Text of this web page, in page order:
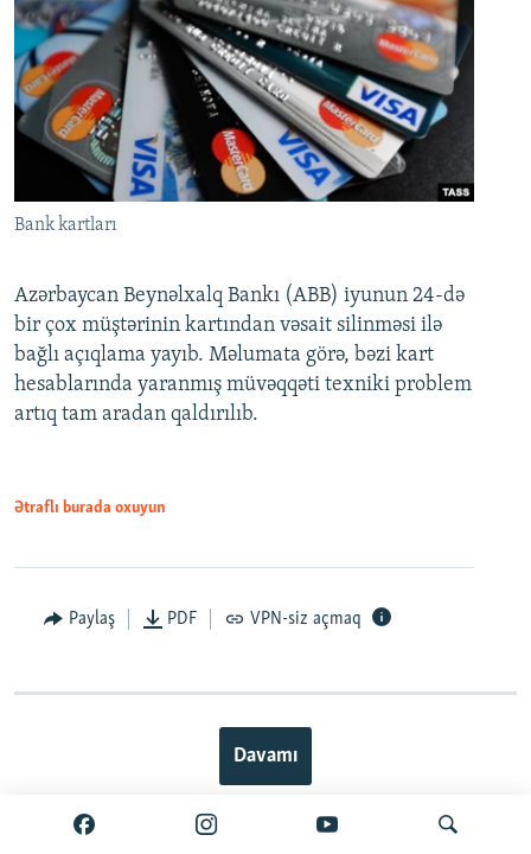
Bank kartları
Azərbaycan Beynəlxalq Bankı (ABB) iyunun 24-də
bir çox müştərinin kartından vəsait silinməsi ilə
bağlı açıqlama yayıb. Məlumata görə, bəzi kart
hesablarında yaranmış müvəqqəti texniki problem
artıq tam aradan qaldırılıb.
Ətraflı burada oxuyun
Paylaş PDF VPN-siz açmaq
Davamı